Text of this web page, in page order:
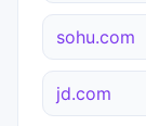
sohu.com
jd.com